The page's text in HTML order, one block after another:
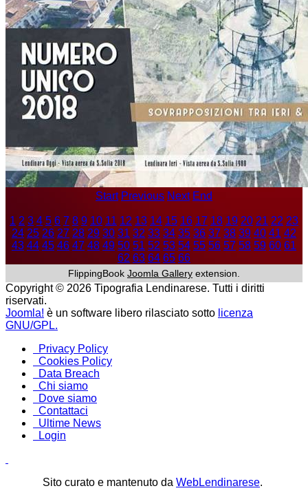
Start Previous Next End
1 2 3 4 5 6 7 8 9 10 11 12 13 14 15 16 17 18 19 20 21 22 23
24 25 26 27 28 29 30 31 32 33 34 35 36 37 38 39 40 41 42
43 44 45 46 47 48 49 50 51 52 53 54 55 56 57 58 59 60 61
62 63 64 65 66
FlippingBook Joomla Gallery extension.
Copyright © 2026 Tipografia Lendinarese. Tutti i diritti
riservati.
Joomla! è un software libero rilasciato sotto licenza
GNU/GPL.
Privacy Policy
Cookies Policy
Data Breach
Chi siamo
Dove siamo
Contattaci
Ultime News
Login
Sito curato e mantenuto da WebLendinarese.